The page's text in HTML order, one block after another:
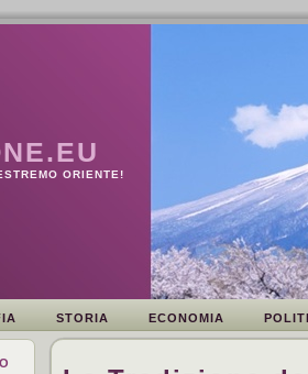
ORIENTE!
STORIA ECONOMIA